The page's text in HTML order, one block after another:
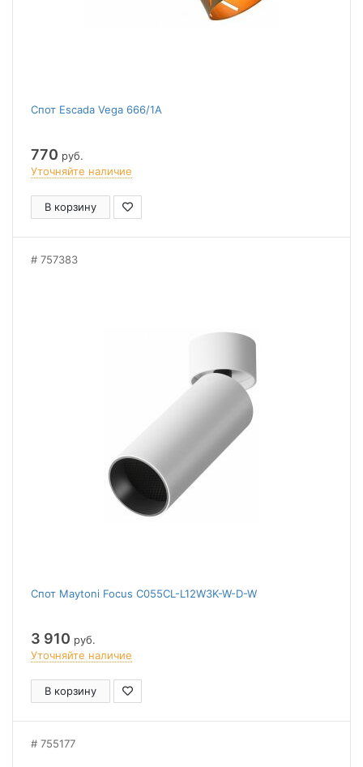
Спот Escada Vega 666/1A
770 руб.
Уточняйте наличие
В корзину
757383
Спот Maytoni Focus C055CL-L12W3K-W-D-W
3 910 руб.
Уточняйте наличие
В корзину
755177